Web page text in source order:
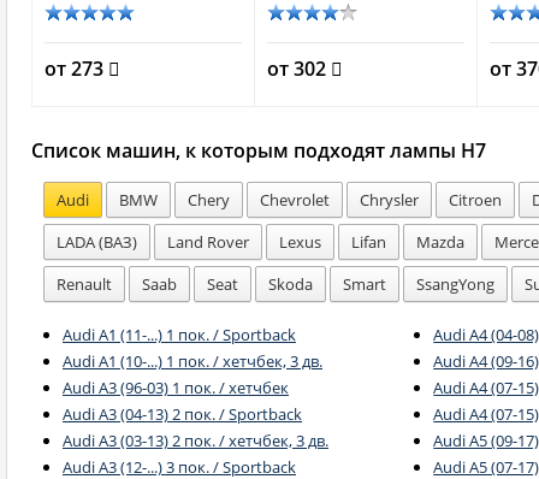
от 273 от 302 от
Список машин, к которым подходят лампы H7
Audi BMW Chery Chevrolet Chrysler Citroen
LADA (ВАЗ)
Land Rover Lexus Lifan Mazda
Renault
Saab Seat Skoda Smart SsangYong
Audi A1 (11-...) 1 пок. / Sportback
Audi A1 (10-...) 1 пок. / хетчбек, 3 дв.
Audi A3 (96-03) 1 пок. / хетчбек
Audi A3 (04-13) 2 пок. / Sportback
Audi A3 (03-13) 2 пок. / хетчбек, 3 дв.
Audi A3 (12-...) 3 пок. / Sportback
Audi A4 (04-
Audi A4 (09-
Audi A4 (07-
Audi A4 (07-
Audi A5 (09-
Audi A5 (07-